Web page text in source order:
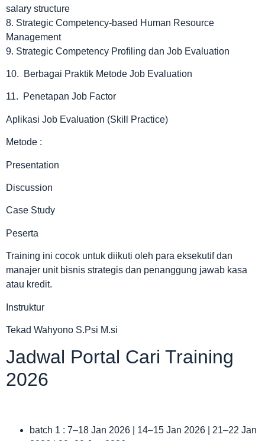
salary structure
8. Strategic Competency-based Human Resource
Management
9. Strategic Competency Profiling dan Job Evaluation
10. Berbagai Praktik Metode Job Evaluation
11. Penetapan Job Factor
Aplikasi Job Evaluation (Skill Practice)
Metode :
Presentation
Discussion
Case Study
Peserta
Training ini cocok untuk diikuti oleh para eksekutif dan
manajer unit bisnis strategis dan penanggung jawab kasa
atau kredit.
Instruktur
Tekad Wahyono S.Psi M.si
Jadwal Portal Cari Training
2026
batch 1 : 7–18 Jan 2026 | 14–15 Jan 2026 | 21–22 Jan